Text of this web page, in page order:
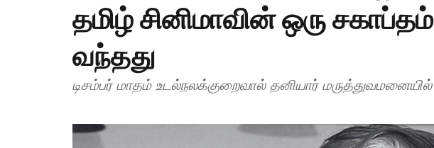
தமிழ் சினிமாவின் ஒரு சகாப்தம்
வந்தது
டிசம்பர் மாதம் உடல்நலக்குறைவால் தனியார்